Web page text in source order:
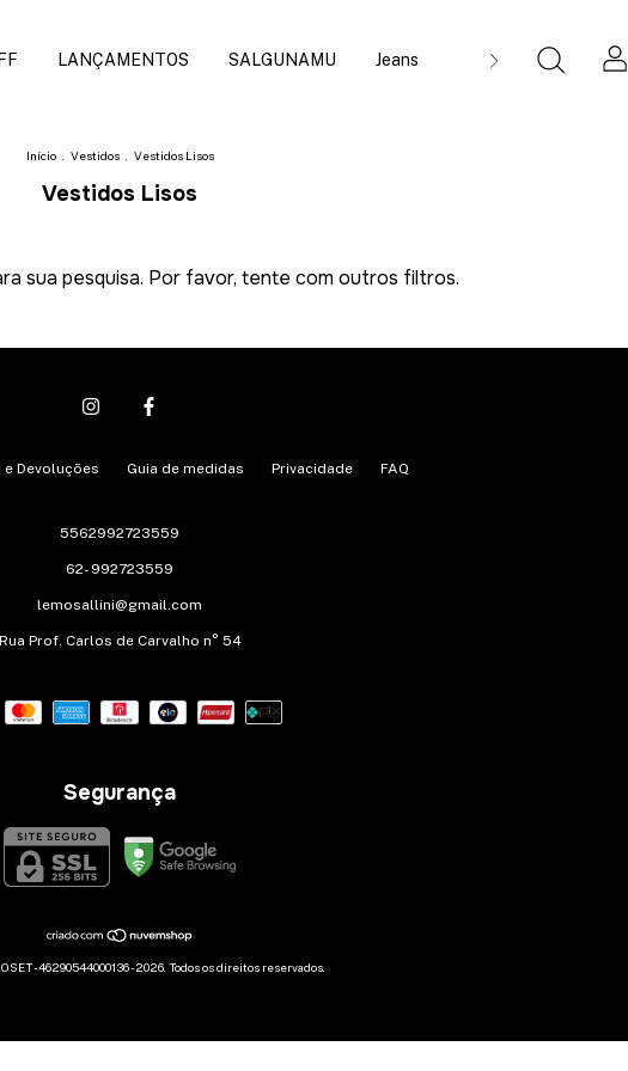
LANÇAMENTOS SALGUNAMU Jeans Indianos Produtos
Início Vestidos Vestidos Lisos
Vestidos Lisos
sua pesquisa. Por favor, tente com outros filtros.
e Devoluções Guia de medidas Privacidade FAQ
5562992723559
62- 992723559
lemosallini@gmail.com
Rua Prof. Carlos de Carvalho n° 54
Segurança
- 46290544000136 - 2026. Todos os direitos reservados.